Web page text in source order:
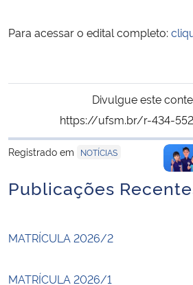
Banco Central do Brasil
Para acessar o edital completo:
Divulgue este
https://ufsm.br/r-434-552
Registrado em
NOTÍCIAS
Publicações
MATRÍCULA 2026/2
MATRÍCULA 2026/1